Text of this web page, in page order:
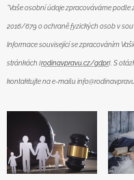
*Vaše osobní údaje zpracováváme podle
2016/679 o ochraně fyzických osob v
Informace související se zpracováním
stránkách [rodinavpravu.cz/gdpr]. S
kontaktujte na e-mailu